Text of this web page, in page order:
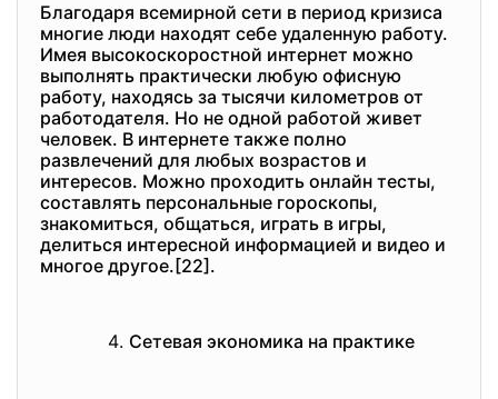
Благодаря всемирной сети в период кризиса
многие люди находят себе удаленную работу.
Имея высокоскоростной интернет можно
выполнять практически любую офисную
работу, находясь за тысячи километров от
работодателя. Но не одной работой живет
человек. В интернете также полно
развлечений для любых возрастов и
интересов. Можно проходить онлайн тесты,
составлять персональные гороскопы,
знакомиться, общаться, играть в игры,
делиться интересной информацией и видео и
многое другое.[22].
Сетевая экономика на практике